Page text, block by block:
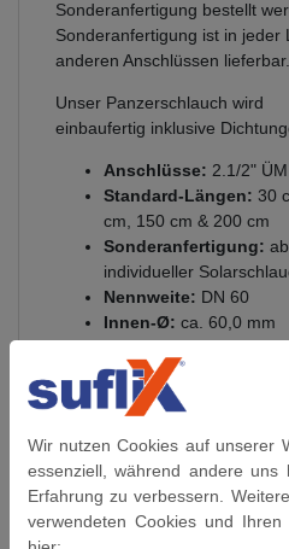
Sonderanfertigung bestellt
Sonderanfertigung ist in jeder
anderen Anschlüssen lieferbar.
Unser Panzerschlauch wird
einbaufertig inklusive
Anschlüsse: 2.1/2"
Standard-Längen: 30
cm, 150 cm & 200 cm
Sonderanfertigung:
individueller
Nennweite: DN 60
Innen-Ø: ca. 60,0 mm
Biegeradius:
Innenschlauch:
Umflechtung:
Anschlüsse:aus
Presshülsen:Aluminium
Betriebsdruck:bis 4
Wir nutzen Cookies auf unserer
essenziell, während andere
Erfahrung zu verbessern.
verwendeten Cookies und